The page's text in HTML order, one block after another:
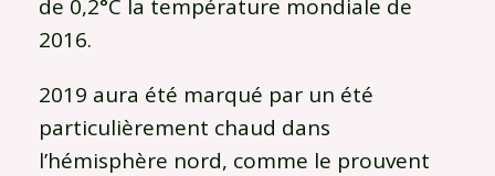
de 0,2°C la température mondiale de
2016.
2019 aura été marqué par un été
particulièrement chaud dans
l’hémisphère nord, comme le prouvent